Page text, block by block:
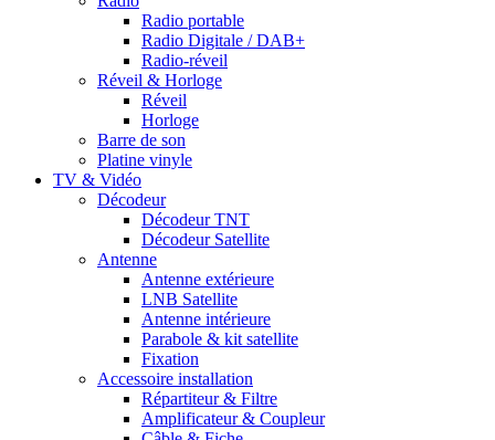
Radio portable
Radio Digitale / DAB+
Radio-réveil
Réveil & Horloge
Réveil
Horloge
Barre de son
Platine vinyle
TV & Vidéo
Décodeur
Décodeur TNT
Décodeur Satellite
Antenne
Antenne extérieure
LNB Satellite
Antenne intérieure
Parabole & kit satellite
Fixation
Accessoire installation
Répartiteur & Filtre
Amplificateur & Coupleur